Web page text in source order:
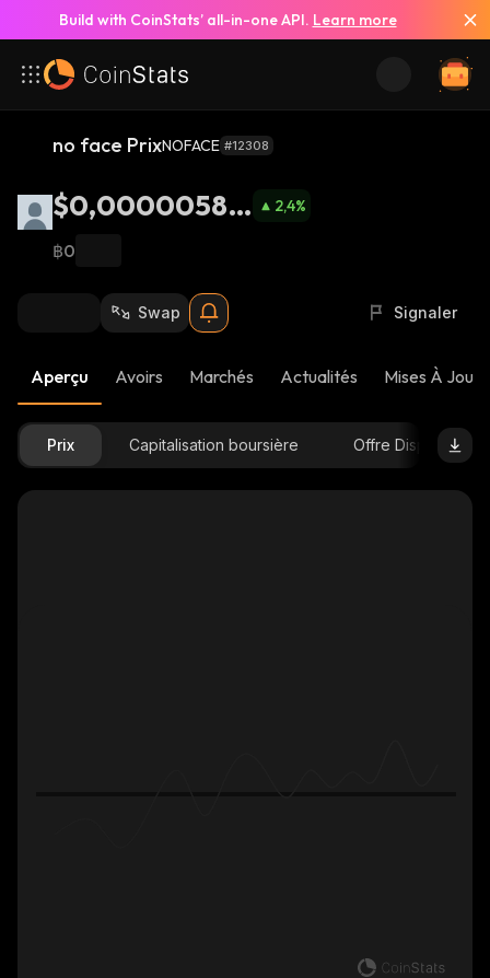
Build with CoinStats’ all-in-one API. Learn more
no face PrixNOFACE #12308
$0,00000582
6
2,4%
฿0
Swap Signaler
Aperçu Avoirs Marchés Actualités Mises À Jour
Prix Capitalisation boursière Offre Disponible